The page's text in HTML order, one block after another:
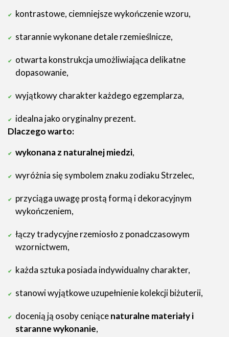
kontrastowe, ciemniejsze wykończenie wzoru,
starannie wykonane detale rzemieślnicze,
otwarta konstrukcja umożliwiająca delikatne
dopasowanie,
wyjątkowy charakter każdego egzemplarza,
idealna jako oryginalny prezent.
Dlaczego warto:
wykonana z naturalnej miedzi,
wyróżnia się symbolem znaku zodiaku Strzelec,
przyciąga uwagę prostą formą i dekoracyjnym
wykończeniem,
łączy tradycyjne rzemiosło z ponadczasowym
wzornictwem,
każda sztuka posiada indywidualny charakter,
stanowi wyjątkowe uzupełnienie kolekcji biżuterii,
docenią ją osoby ceniącenaturalne materiały i
staranne wykonanie,